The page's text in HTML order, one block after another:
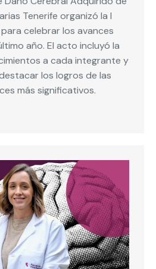
Tenerife organizó la I
celebrar los avances
año. El acto incluyó la
a cada integrante y
los logros de las
más significativos.